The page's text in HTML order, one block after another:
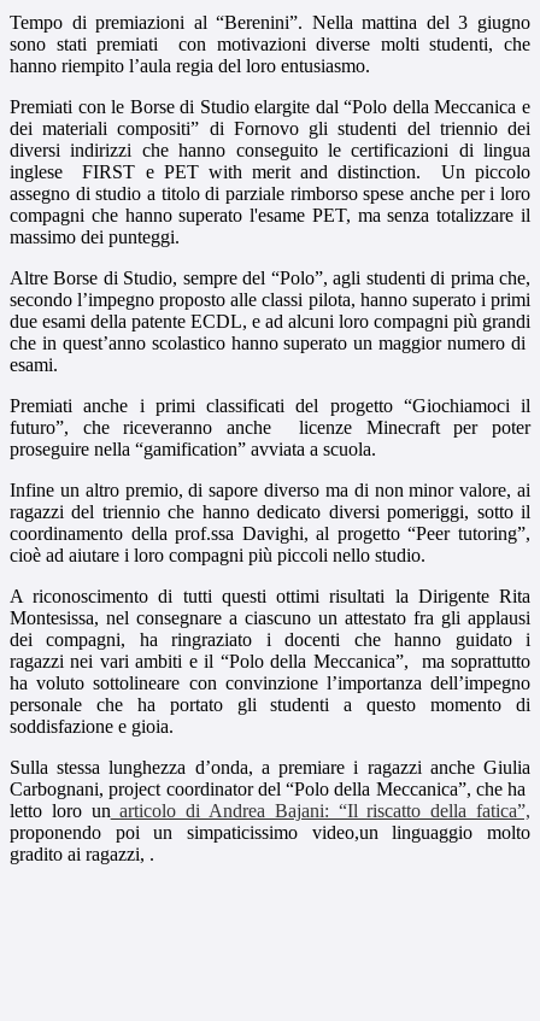
Tempo di premiazioni al “Berenini”. Nella mattina del 3 giugno
sono stati premiati con motivazioni diverse molti studenti, che
hanno riempito l’aula regia del loro entusiasmo.
Premiati con le Borse di Studio elargite dal “Polo della Meccanica e
dei materiali compositi” di Fornovo gli studenti del triennio dei
diversi indirizzi che hanno conseguito le certificazioni di lingua
inglese FIRST e PET with merit and distinction. Un piccolo
assegno di studio a titolo di parziale rimborso spese anche per i loro
compagni che hanno superato l'esame PET, ma senza totalizzare il
massimo dei punteggi.
Altre Borse di Studio, sempre del “Polo”, agli studenti di prima che,
secondo l’impegno proposto alle classi pilota, hanno superato i primi
due esami della patente ECDL, e ad alcuni loro compagni più grandi
che in quest’anno scolastico hanno superato un maggior numero di
esami.
Premiati anche i primi classificati del progetto “Giochiamoci il
futuro”, che riceveranno anche licenze Minecraft per poter
proseguire nella “gamification” avviata a scuola.
Infine un altro premio, di sapore diverso ma di non minor valore, ai
ragazzi del triennio che hanno dedicato diversi pomeriggi, sotto il
coordinamento della prof.ssa Davighi, al progetto “Peer tutoring”,
cioè ad aiutare i loro compagni più piccoli nello studio.
A riconoscimento di tutti questi ottimi risultati la Dirigente Rita
Montesissa, nel consegnare a ciascuno un attestato fra gli applausi
dei compagni, ha ringraziato i docenti che hanno guidato i
ragazzi nei vari ambiti e il “Polo della Meccanica”, ma soprattutto
ha voluto sottolineare con convinzione l’importanza dell’impegno
personale che ha portato gli studenti a questo momento di
soddisfazione e gioia.
Sulla stessa lunghezza d’onda, a premiare i ragazzi anche Giulia
Carbognani, project coordinator del “Polo della Meccanica”, che ha
letto loro un articolo di Andrea Bajani: “Il riscatto della fatica”,
proponendo poi un simpaticissimo video,un linguaggio molto
gradito ai ragazzi, .